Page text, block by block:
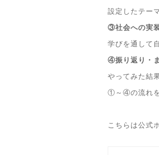
設定したテー
③社会への実
学びを通して
④振り返り・
やってみた結
①～④の流れを
こちらは公式